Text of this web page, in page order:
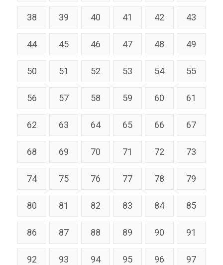
38 39 40 41 42 43
44 45 46 47 48 49
50 51 52 53 54 55
56 57 58 59 60 61
62 63 64 65 66 67
68 69 70 71 72 73
74 75 76 77 78 79
80 81 82 83 84 85
86 87 88 89 90 91
92 93 94 95 96 97